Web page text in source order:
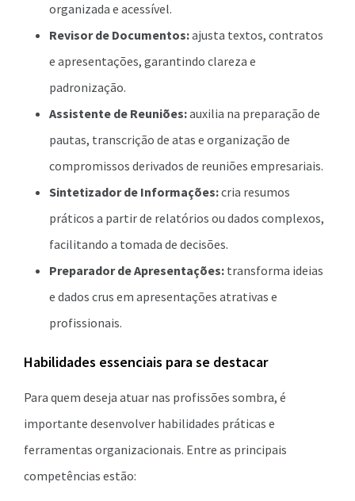
organizada e acessível.
Revisor de Documentos:ajusta textos, contratos
e apresentações, garantindo clareza e
padronização.
Assistente de Reuniões:auxilia na preparação de
pautas, transcrição de atas e organização de
compromissos derivados de reuniões empresariais.
Sintetizador de Informações:cria resumos
práticos a partir de relatórios ou dados complexos,
facilitando a tomada de decisões.
Preparador de Apresentações: transforma ideias
e dados crus em apresentações atrativas e
profissionais.
Habilidades essenciais para se destacar
Para quem deseja atuar nas profissões sombra, é
importante desenvolver habilidades práticas e
ferramentas organizacionais. Entre as principais
competências estão: